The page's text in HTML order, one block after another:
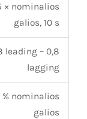
× nominalios
galios, 10 s
leading – 0,8
lagging
% nominalios
galios